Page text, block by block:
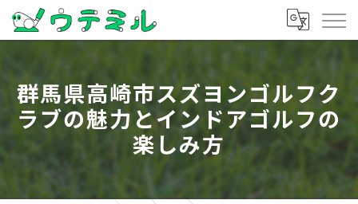
群馬県高崎市スズヨンゴルフク
ラブの魅力とインドアゴルフの
楽しみ方